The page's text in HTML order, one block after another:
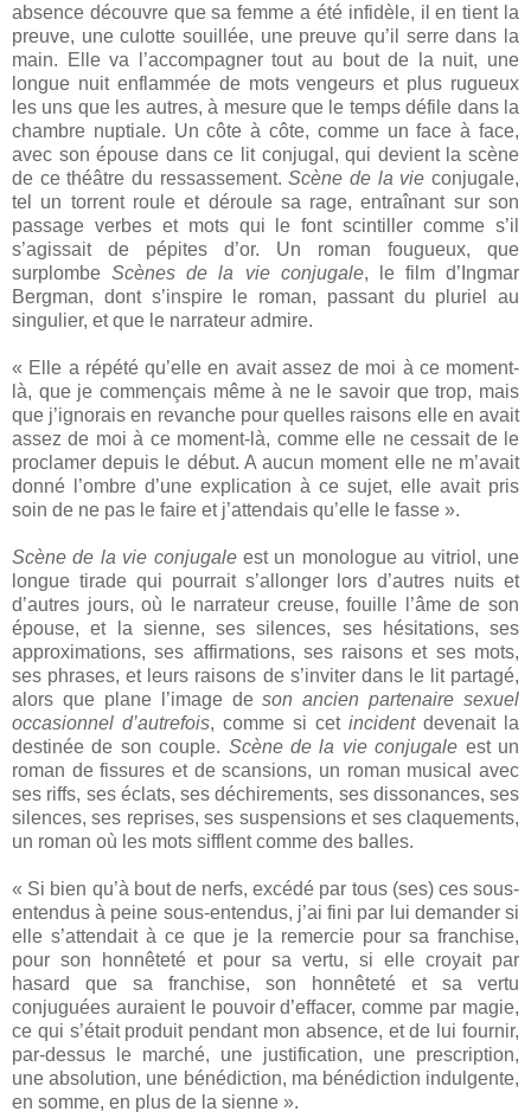
absence découvre que sa femme a été infidèle, il en tient la
preuve, une culotte souillée, une preuve qu’il serre dans la
main. Elle va l’accompagner tout au bout de la nuit, une
longue nuit enflammée de mots vengeurs et plus rugueux
les uns que les autres, à mesure que le temps défile dans la
chambre nuptiale. Un côte à côte, comme un face à face,
avec son épouse dans ce lit conjugal, qui devient la scène
de ce théâtre du ressassement.Scène de la vieconjugale,
tel un torrent roule et déroule sa rage, entraînant sur son
passage verbes et mots qui le font scintiller comme s’il
s’agissait de pépites d’or. Un roman fougueux, que
surplombeScènes de la vie conjugale,
le film d’Ingmar
Bergman, dont s’inspire le roman, passant du pluriel au
singulier, et que le narrateur admire.
« Elle a répété qu’elle en avait assez de moi à ce moment-
là, que je commençais même à ne le savoir que trop, mais
que j’ignorais en revanche pour quelles raisons elle en avait
assez de moi à ce moment-là, comme elle ne cessait de le
proclamer depuis le début. A aucun moment elle ne m’avait
donné l’ombre d’une explication à ce sujet, elle avait pris
soin de ne pas le faire et j’attendais qu’elle le fasse ».
Scène de la vie conjugale est un monologue au vitriol, une
longue tirade qui pourrait s’allonger lors d’autres nuits et
d’autres jours, où le narrateur creuse, fouille l’âme de son
épouse, et la sienne, ses silences, ses hésitations, ses
approximations, ses affirmations, ses raisons et ses mots,
ses phrases, et leurs raisons de s’inviter dans le lit partagé,
alors que plane l’image deson ancien partenaire sexuel
occasionnel d’autrefois, comme si cet incident devenait la
destinée de son couple. Scène de la vie conjugale est un
roman de fissures et de scansions, un roman musical avec
ses riffs, ses éclats, ses déchirements, ses dissonances, ses
silences, ses reprises, ses suspensions et ses claquements,
un roman où les mots sifflent comme des balles.
« Si bien qu’à bout de nerfs, excédé par tous (ses) ces sous-
entendus à peine sous-entendus, j’ai fini par lui demander si
elle s’attendait à ce que je la remercie pour sa franchise,
pour son honnêteté et pour sa vertu, si elle croyait par
hasard que sa franchise, son honnêteté et sa vertu
conjuguées auraient le pouvoir d’effacer, comme par magie,
ce qui s’était produit pendant mon absence, et de lui fournir,
par-dessus le marché, une justification, une prescription,
une absolution, une bénédiction, ma bénédiction indulgente,
en somme, en plus de la sienne ».